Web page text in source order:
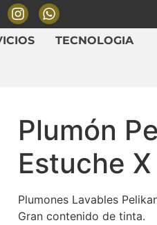
TECNOLOGIA
Plumón
Estuche
Plumones Lavables
Gran contenido de tinta.